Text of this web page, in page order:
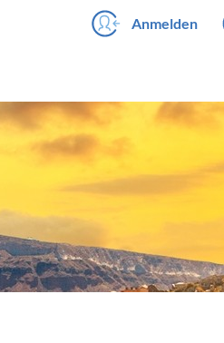
Anmelden